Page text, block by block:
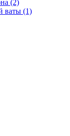
(2)
ваты (1)